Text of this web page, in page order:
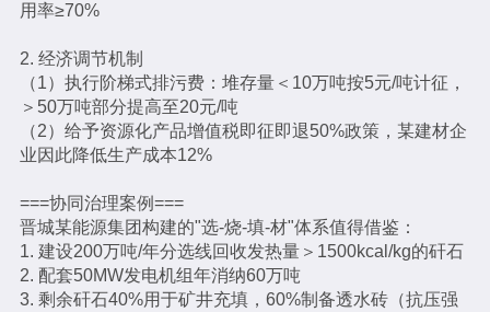
用率≥70%
2. 经济调节机制
（1）执行阶梯式排污费：堆存量＜10万吨按5元/吨计征，
＞50万吨部分提高至20元/吨
（2）给予资源化产品增值税即征即退50%政策，某建材企
业因此降低生产成本12%
===协同治理案例===
晋城某能源集团构建的"选-烧-填-材"体系值得借鉴：
1. 建设200万吨/年分选线回收发热量＞1500kcal/kg的矸石
2. 配套50MW发电机组年消纳60万吨
3. 剩余矸石40%用于矿井充填，60%制备透水砖（抗压强